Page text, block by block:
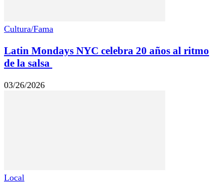
Cultura/Fama
Latin Mondays NYC celebra 20 años al ritmo
de la salsa
03/26/2026
Local